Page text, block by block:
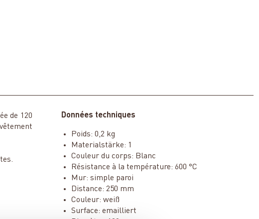
de 120
Données techniques
Poids: 0,2 kg
Materialstärke: 1
Couleur du corps: Blanc
Résistance à la température: 600 °C
Mur: simple paroi
Distance: 250 mm
Couleur: weiß
Surface: emailliert